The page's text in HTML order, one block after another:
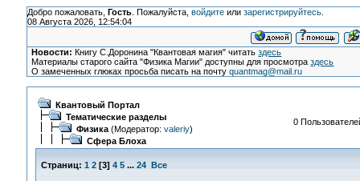
Добро пожаловать, Гость. Пожалуйста, войдитеили зарегистрируйтесь.
08 Августа 2026, 12:54:04
Новости: Книгу С.Доронина "Квантовая магия" читатьздесь
Материалы старого сайта "Физика Магии" доступны для просмотраздесь
О замеченных глюках просьба писать на почтуquantmag@mail.ru
Квантовый Портал
Тематические разделы
Физика(Модератор: valeriy)
Сфера Блоха
0
Страниц: 1 2[3] 4 5 ... 24 Все